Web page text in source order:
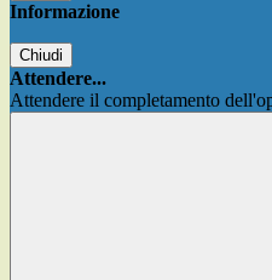
Informazione
Chiudi
Attendere...
Attendere il completamento